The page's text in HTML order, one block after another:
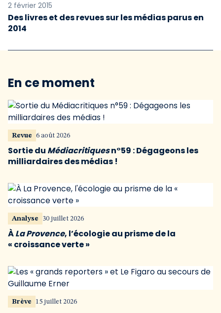
2 février 2015
Des livres et des revues sur les médias parus en
2014
En ce moment
Revue 6 août 2026
Sortie du Médiacritiquesn°59 : Dégageons les
milliardaires des médias !
Analyse 30 juillet 2026
ÀLa Provence, l’écologie au prisme de la
« croissance verte »
Brève 15 juillet 2026